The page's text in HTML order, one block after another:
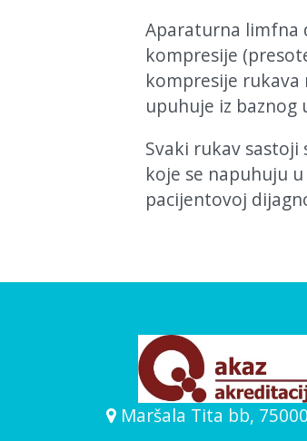
Aparaturna limfna
kompresije
kompresije
upuhuje iz baznog
Svaki rukav
koje se napuhuju
pacijentovoj
Maršala Tita bb,